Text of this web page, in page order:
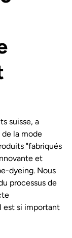
suisse, a
la mode
"fabriqués
et
dyeing. Nous
processus de
est si important